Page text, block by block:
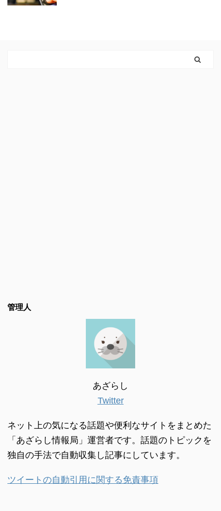
管理人
あざらし
Twitter
ネット上の気になる話題や便利なサイトをまとめた
「あざらし情報局」運営者です。話題のトピックを
独自の手法で自動収集し記事にしています。
ツイートの自動引用に関する免責事項